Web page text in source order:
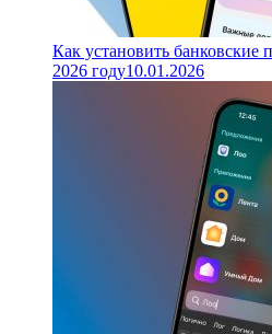
Как установить банковские
2026 году10.01.2026